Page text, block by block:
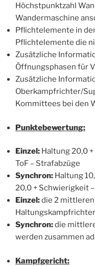
Höchstpunktzahl
Wandermaschine
Pflichtelemente in
Pflichtelemente die
Zusätzliche
Öffnungsphasen für
Zusätzliche
Oberkampfrichter/
Kommittees bei den
Punktebewertung:
Einzel: Haltung 20,0
ToF – Strafabzüge
Synchron: Haltung
20,0 + Schwierigkeit
Einzel:die 2
Synchron:die
werden zusammen
Kampfgericht: